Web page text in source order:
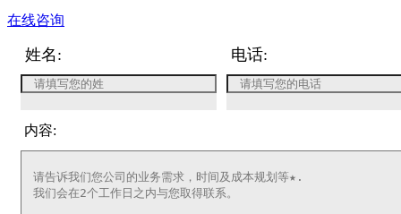
在线咨询
姓名: 电话:
内容: